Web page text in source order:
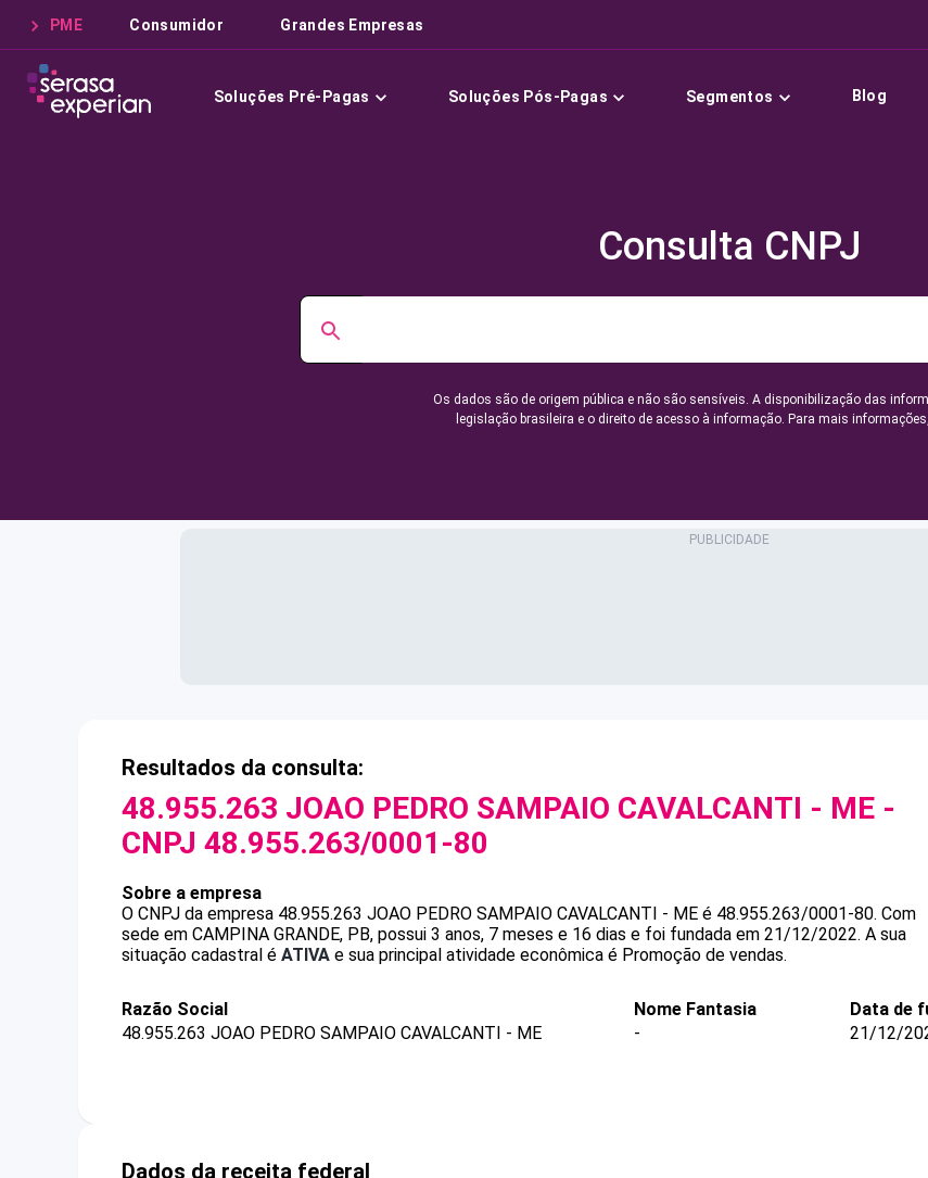
PME Consumidor Grandes Empresas
Soluções Pré-Pagas Soluções Pós-Pagas Segmentos Blog
Consulta CNPJ
Os dados são de origem pública e não são sensíveis. A disponibilização das
legislação brasileira e o direito de acesso à informação. Para mais informações,
Resultados da consulta:
48.955.263 JOAO PEDRO SAMPAIO CAVALCANTI - ME -
CNPJ 48.955.263/0001-80
Sobre a empresa
O CNPJ da empresa 48.955.263 JOAO PEDRO SAMPAIO CAVALCANTI - ME é 48.955.263/0001-80. Com
sede em CAMPINA GRANDE, PB, possui 3 anos, 7 meses e 16 dias e foi fundada em 21/12/2022. A sua
situação cadastral é ATIVA e sua principal atividade econômica é Promoção de vendas.
Razão Social
48.955.263 JOAO PEDRO SAMPAIO CAVALCANTI - ME
Nome Fantasia
-
Data de
21/12/
Dados da receita federal